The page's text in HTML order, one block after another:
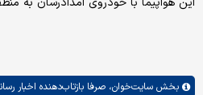
بخش سایت‌خوان، صرفا بازتاب‌دهنده اخبار